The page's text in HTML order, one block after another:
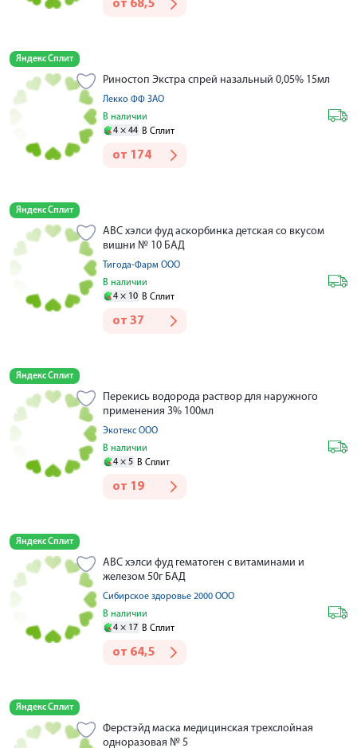
от 68,5
Яндекс Сплит
Риностоп Экстра спрей назальный 0,05% 15мл
Лекко ФФ ЗАО
В наличии
4 × 44 В Сплит
от 174
Яндекс Сплит
АВС хэлси фуд аскорбинка детская со вкусом
вишни № 10 БАД
Тигода-Фарм ООО
В наличии
4 × 10 В Сплит
от 37
Яндекс Сплит
Перекись водорода раствор для наружного
применения 3% 100мл
Экотекс ООО
В наличии
4 × 5 В Сплит
от 19
Яндекс Сплит
АВС хэлси фуд гематоген с витаминами и
железом 50г БАД
Сибирское здоровье 2000 ООО
В наличии
4 × 17 В Сплит
от 64,5
Яндекс Сплит
Ферстэйд маска медицинская трехслойная
одноразовая № 5